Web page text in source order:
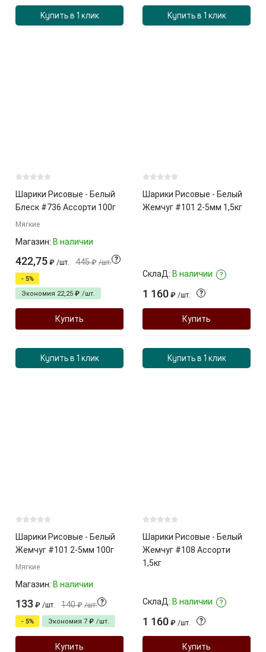
Купить в 1 клик Купить в 1 клик
Шарики Рисовые - Белый
Блеск #736 Ассорти 100г
Мягкие
Магазин: В наличии
422,75 ₽ /шт. 445 ₽ /шт. ?
- 5%
Экономия 22,25 ₽ /шт.
Купить
Купить в 1 клик
Шарики Рисовые - Белый
Жемчуг #101 2-5мм 1,5кг
СклаД: В наличии ?
1 160 ₽ /шт. ?
Купить
Купить в 1 клик
Шарики Рисовые - Белый
Жемчуг #101 2-5мм 100г
Мягкие
Магазин: В наличии
133 ₽ /шт. 140 ₽ /шт. ?
- 5% Экономия 7 ₽ /шт.
Купить
Шарики Рисовые - Белый
Жемчуг #108 Ассорти
1,5кг
СклаД: В наличии ?
1 160 ₽ /шт. ?
Купить